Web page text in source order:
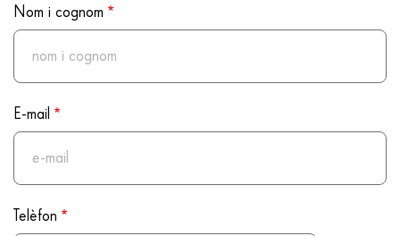
Sessions
Nom i cognom
E-mail
Telèfon